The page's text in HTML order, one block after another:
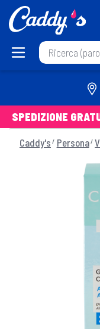
SPEDIZIONE
Caddy's Persona